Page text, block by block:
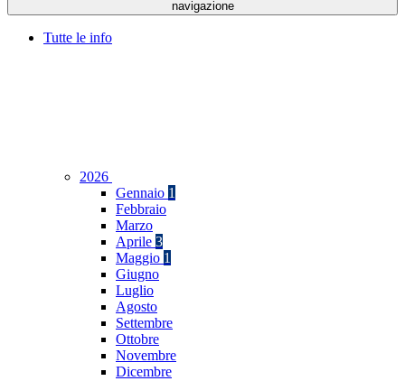
navigazione
Tutte le info
2026
Gennaio 1
Febbraio
Marzo
Aprile 3
Maggio 1
Giugno
Luglio
Agosto
Settembre
Ottobre
Novembre
Dicembre